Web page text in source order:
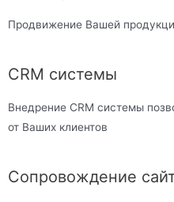
Продвижение Вашей
CRM системы
Внедрение CRM системы
от Ваших клиентов
Сопровождение